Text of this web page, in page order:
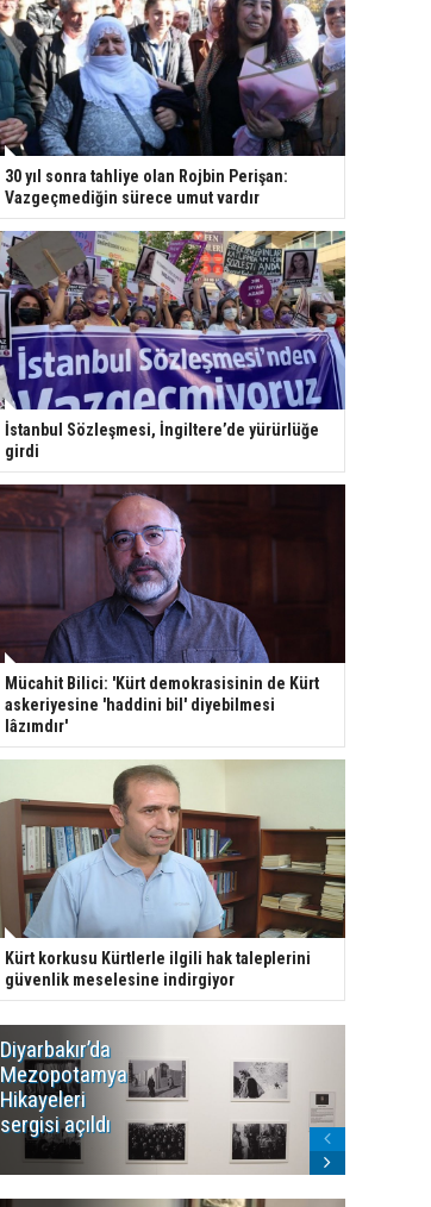
30 yıl sonra tahliye olan Rojbin Perişan:
Vazgeçmediğin sürece umut vardır
İstanbul Sözleşmesi, İngiltere’de yürürlüğe
girdi
Mücahit Bilici: 'Kürt demokrasisinin de Kürt
askeriyesine 'haddini bil' diyebilmesi
lâzımdır'
Kürt korkusu Kürtlerle ilgili hak taleplerini
güvenlik meselesine indirgiyor
Diyarbakır’da
Mezopotamya
Hikayeleri
sergisi açıldı